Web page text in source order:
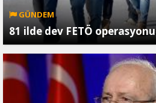
GÜNDEM
81 ilde dev FETÖ operasyonu